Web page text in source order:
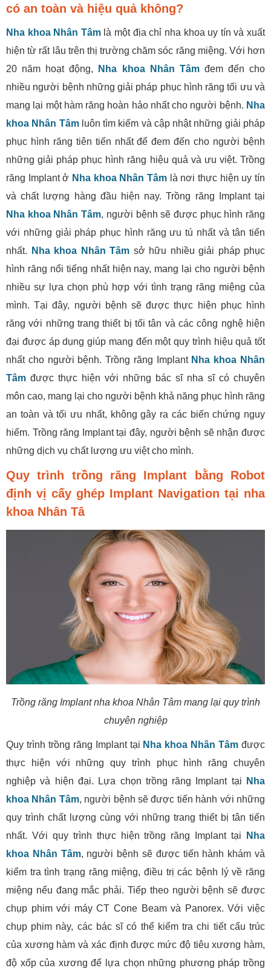
có an toàn và hiệu quả không?
Nha khoa Nhân Tâmlà một địa chỉ nha khoa uy tín và xuất
hiện từ rất lâu trên thị trường chăm sóc răng miệng. Với hơn
20 năm hoạt động,
Nha khoa Nhân Tâmđem đến cho
nhiều người bệnh những giải pháp phục hình răng tối ưu và
mang lại một hàm răng hoàn hảo nhất cho người bệnh. Nha
khoa Nhân Tâmluôn tìm kiếm và cập nhật những giải pháp
phục hình răng tiên tiến nhất để đem đến cho người bệnh
những giải pháp phục hình răng hiệu quả và ưu việt. Trồng
răng Implant ở Nha khoa Nhân Tâm là nơi thực hiện uy tín
và chất lượng hàng đầu hiện nay. Trồng răng Implant tại
Nha khoa Nhân Tâm, người bệnh sẽ được phục hình răng
với những giải pháp phục hình răng ưu tú nhất và tân tiến
nhất.
Nha khoa Nhân Tâm sở hữu nhiều giải pháp phục
hình răng nổi tiếng nhất hiện nay, mang lại cho người bệnh
nhiều sự lựa chọn phù hợp với tình trạng răng miệng của
mình. Tại đây, người bệnh sẽ được thực hiện phục hình
răng với những trang thiết bị tối tân và các công nghệ hiện
đại được áp dụng giúp mang đến một quy trình hiệu quả tốt
nhất cho người bệnh. Trồng răng Implant Nha khoa Nhân
Tâm được thực hiện với những bác sĩ nha sĩ có chuyên
môn cao, mang lại cho người bệnh khả năng phục hình răng
an toàn và tối ưu nhất, không gây ra các biến chứng nguy
hiểm. Trồng răng Implant tại đây, người bệnh sẽ nhận được
những dịch vụ chất lượng ưu việt cho mình.
Quy trình trồng răng Implant bằng Robot
định vị cấy ghép Implant Navigation tại nha
khoa Nhân Tâ
Trồng răng Implant nha khoa Nhân Tâm mang lại quy trình
chuyên nghiệp
Quy trình trồng răng Implant tại Nha khoa Nhân Tâm được
thực hiện với những quy trình phục hình răng chuyên
nghiệp và hiện đại. Lựa chọn trồng răng Implant tại
Nha
khoa Nhân Tâm, người bệnh sẽ được tiến hành với những
quy trình chất lượng cùng với những trang thiết bị tân tiến
nhất. Với quy trình thực hiện trồng răng Implant tại
Nha
khoa Nhân Tâm, người bệnh sẽ được tiến hành khám và
kiểm tra tình trạng răng miệng, điều trị các bệnh lý về răng
miệng nếu đang mắc phải. Tiếp theo người bệnh sẽ được
chụp phim với máy CT Cone Beam và Panorex. Với việc
chụp phim này, các bác sĩ có thể kiểm tra chi tiết cấu trúc
của xương hàm và xác định được mức độ tiêu xương hàm,
độ xốp của xương để lựa chọn những phương pháp trồng